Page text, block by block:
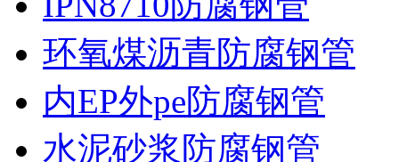
环氧煤沥青防腐钢管
内EP外pe防腐钢管
水泥砂浆防腐钢管